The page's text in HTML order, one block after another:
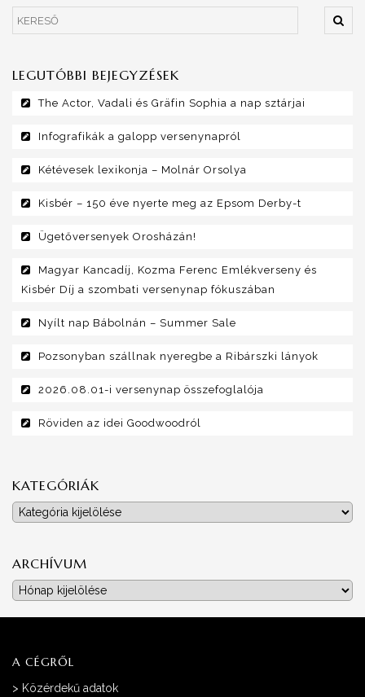
LEGUTÓBBI BEJEGYZÉSEK
The Actor, Vadali és Gräfin Sophia a nap sztárjai
Infografikák a galopp versenynapról
Kétévesek lexikonja – Molnár Orsolya
Kisbér – 150 éve nyerte meg az Epsom Derby-t
Ügetőversenyek Orosházán!
Magyar Kancadíj, Kozma Ferenc Emlékverseny és
Kisbér Díj a szombati versenynap fókuszában
Nyílt nap Bábolnán – Summer Sale
Pozsonyban szállnak nyeregbe a Ribárszki lányok
2026.08.01-i versenynap összefoglalója
Röviden az idei Goodwoodról
KATEGÓRIÁK
Kategóriák
ARCHÍVUM
Archívum
A CÉGRŐL
> Közérdekű adatok